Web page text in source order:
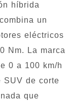
híbrida
un
eléctricos
Nm. La marca
0 a 100 km/h
SUV de corte
que